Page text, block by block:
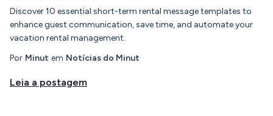
Discover 10 essential short-term rental message templates to
enhance guest communication, save time, and automate your
vacation rental management.
Por Minut em Notícias do Minut
Leia a postagem